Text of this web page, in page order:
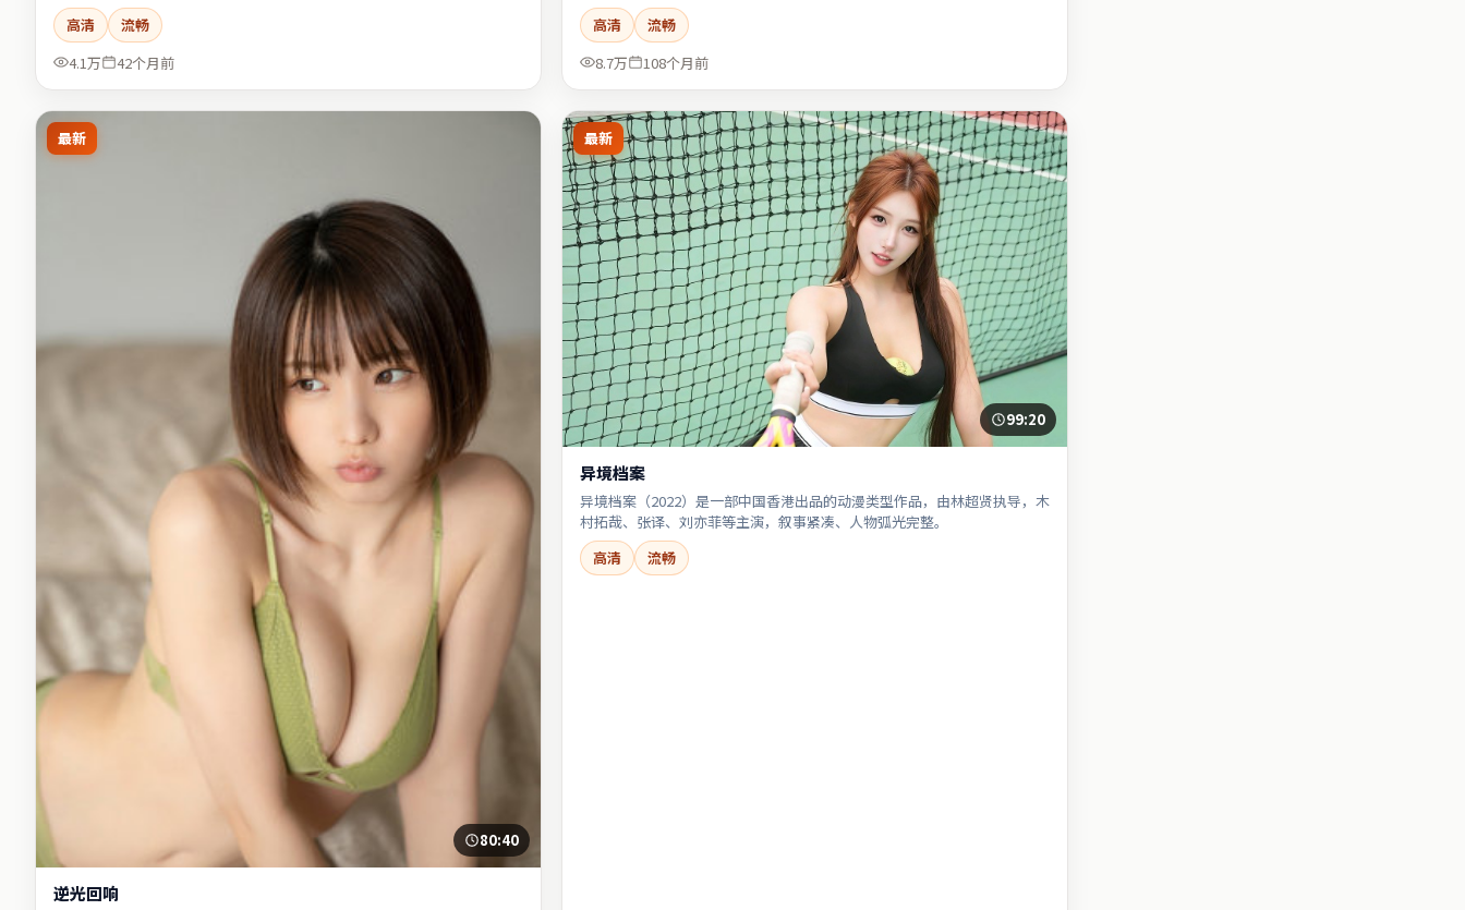
高清
流畅
4.1万
42个月前
高清
流畅
8.7万
108个月前
最新
80:40
逆光回响
最新
99:20
异境档案
异境档案（2022）是一部中国香港出品的动漫类型作品，由林超贤执导，木
村拓哉、张译、刘亦菲等主演，叙事紧凑、人物弧光完整。
高清
流畅